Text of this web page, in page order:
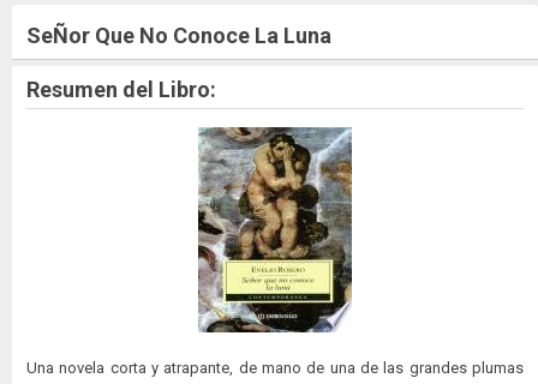
SeÑor Que No Conoce La Luna
Resumen del Libro:
Una novela corta y atrapante, de mano de una de las grandes plumas